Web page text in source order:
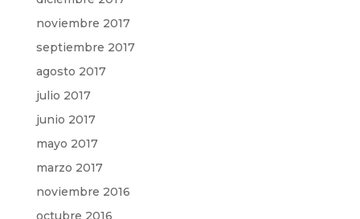
noviembre 2017
septiembre 2017
agosto 2017
julio 2017
junio 2017
mayo 2017
marzo 2017
noviembre 2016
octubre 2016